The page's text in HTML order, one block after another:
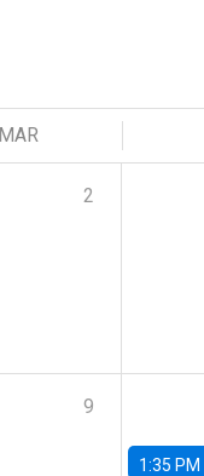
MAR
2
9
1:35 PM